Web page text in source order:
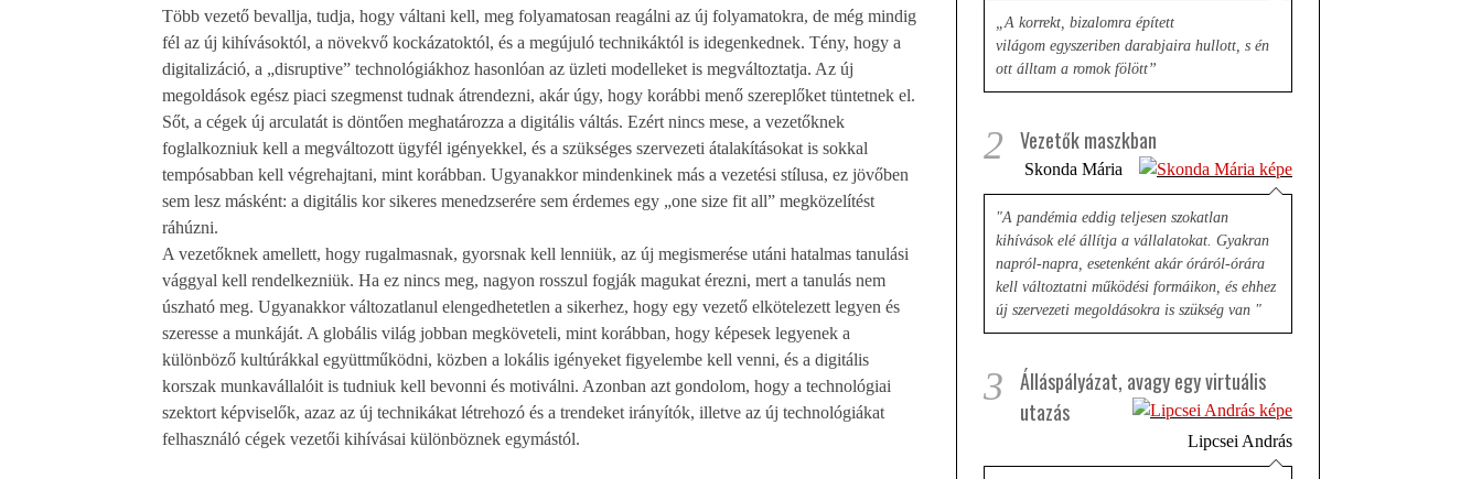
Több vezető bevallja, tudja, hogy váltani kell, meg folyamatosan reagálni az új folyamatokra, de még mindig
fél az új kihívásoktól, a növekvő kockázatoktól, és a megújuló technikáktól is idegenkednek. Tény, hogy a
digitalizáció, a „disruptive” technológiákhoz hasonlóan az üzleti modelleket is megváltoztatja. Az új
megoldások egész piaci szegmenst tudnak átrendezni, akár úgy, hogy korábbi menő szereplőket tüntetnek el.
Sőt, a cégek új arculatát is döntően meghatározza a digitális váltás. Ezért nincs mese, a vezetőknek
foglalkozniuk kell a megváltozott ügyfél igényekkel, és a szükséges szervezeti átalakításokat is sokkal
tempósabban kell végrehajtani, mint korábban. Ugyanakkor mindenkinek más a vezetési stílusa, ez jövőben
sem lesz másként: a digitális kor sikeres menedzserére sem érdemes egy „one size fit all” megközelítést
ráhúzni.
A vezetőknek amellett, hogy rugalmasnak, gyorsnak kell lenniük, az új megismerése utáni hatalmas tanulási
vággyal kell rendelkezniük. Ha ez nincs meg, nagyon rosszul fogják magukat érezni, mert a tanulás nem
úszható meg. Ugyanakkor változatlanul elengedhetetlen a sikerhez, hogy egy vezető elkötelezett legyen és
szeresse a munkáját. A globális világ jobban megköveteli, mint korábban, hogy képesek legyenek a
különböző kultúrákkal együttműködni, közben a lokális igényeket figyelembe kell venni, és a digitális
korszak munkavállalóit is tudniuk kell bevonni és motiválni. Azonban azt gondolom, hogy a technológiai
szektort képviselők, azaz az új technikákat létrehozó és a trendeket irányítók, illetve az új technológiákat
felhasználó cégek vezetői kihívásai különböznek egymástól.
„A korrekt, bizalomra épített
világom egyszeriben darabjaira hullott, s én
ott álltam a romok fölött”
2 Vezetők maszkban
Skonda Mária
"A pandémia eddig teljesen szokatlan
kihívások elé állítja a vállalatokat. Gyakran
napról-napra, esetenként akár óráról-órára
kell változtatni működési formáikon, és ehhez
új szervezeti megoldásokra is szükség van "
3
Álláspályázat, avagy egy virtuális
utazás
Lipcsei András